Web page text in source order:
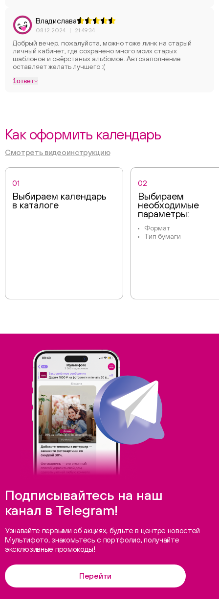
Владислава
08.12.2024 | 21:49:34
Добрый вечер, пожалуйста, можно тоже линк на старый
личный кабинет, где сохранено много моих старых
шаблонов и свёрстаных альбомов. Автозаполнение
оставляет желать лучшего :(
1ответ
Как оформить календарь
Смотреть видеоинструкцию
01
Выбираем календарь
в каталоге
02
Выбираем
необходимые
параметры:
Формат
Тип бумаги
Подписывайтесь на наш
канал в Telegram!
Узнавайте первыми об акциях, будьте в центре новостей
Мультифото, знакомьтесь с портфолио, получайте
эксклюзивные промокоды!
Перейти